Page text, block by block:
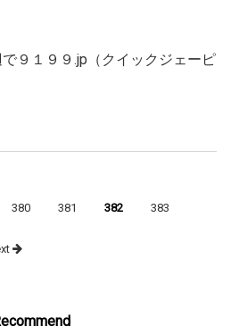
９１９９.jp（クイックジェーピ
380 381 382 383